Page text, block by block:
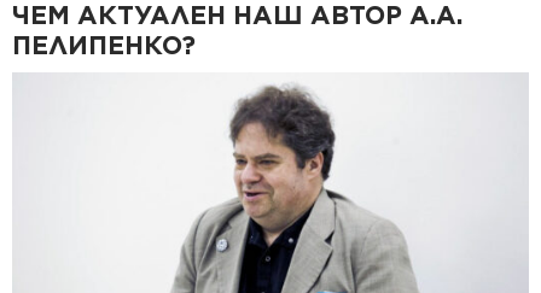
ЧЕМ АКТУАЛЕН НАШ АВТОР А.А.
ПЕЛИПЕНКО?